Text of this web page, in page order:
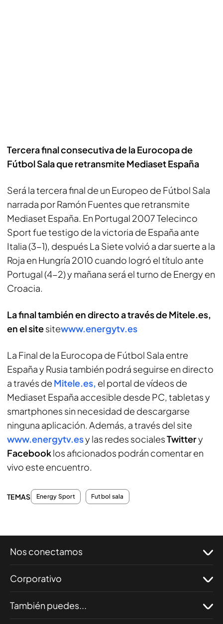
Tercera final consecutiva de la Eurocopa de
Fútbol Sala que retransmite Mediaset España
Será la tercera final de un Europeo de Fútbol Sala
narrada por Ramón Fuentes que retransmite
Mediaset España. En Portugal 2007 Telecinco
Sport fue testigo de la victoria de España ante
Italia (3-1), después La Siete volvió a dar suerte a la
Roja en Hungría 2010 cuando logró el título ante
Portugal (4-2) y mañana será el turno de Energy en
Croacia.
La final también en directo a través de Mitele.es,
en el sitesitewww.energytv.es
La Final de la Eurocopa de Fútbol Sala entre
España y Rusia también podrá seguirse en directo
a través de Mitele.es, el portal de vídeos de
Mediaset España accesible desde PC, tabletas y
smartphones sin necesidad de descargarse
ninguna aplicación. Además, a través del site
www.energytv.esy las redes socialesTwittery
Facebooklos aficionados podrán comentar en
vivo este encuentro.
TEMAS Energy Sport Futbol sala
Nos conectamos
Corporativo
También puedes...